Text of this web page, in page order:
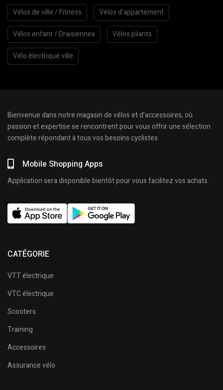
Vélos de ville / Fitness Vélos d’appartement
Vélos enfant / Draisiennes Vélos pliants
Vélo électrique ville
Bienvenue dans notre magasin de vélos et d’accessoires, où
passion et expertise se rencontrent pour vous offrir une sélection
complète répondant à tous vos besoins cyclistes.
Mobile Shopping Apps
Application sera disponible bientôt pour vous facilitez vos achats.
CATÉGORIE
VTT électrique
VTC électrique
Scooters
Training
Accessoires
Assurance vélo